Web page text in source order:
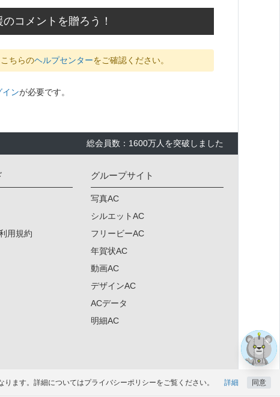
ます。詳細についてはプライバシーポリシーをご覧ください。 詳細 同意
コメントを贈ろう！
ちらのヘルプセンターをご確認ください。
インが必要です。
総会員数：1600万人を突破しました
用規約
グループサイト
写真AC
シルエットAC
フリービーAC
年賀状AC
動画AC
デザインAC
ACデータ
明細AC